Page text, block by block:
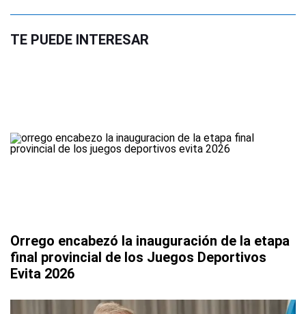
TE PUEDE INTERESAR
Orrego encabezó la inauguración de la etapa
final provincial de los Juegos Deportivos
Evita 2026